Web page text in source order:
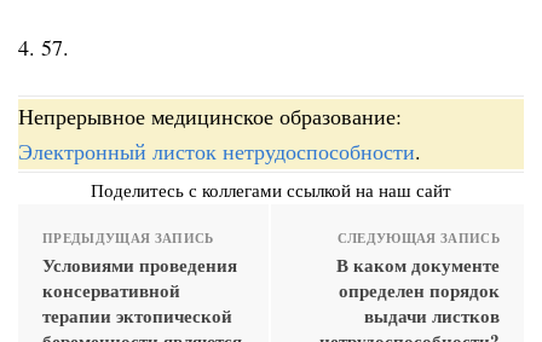
4. 57.
Непрерывное медицинское образование:
Электронный листок нетрудоспособности.
Поделитесь с коллегами ссылкой на наш сайт
ПРЕДЫДУЩАЯ ЗАПИСЬ
Условиями проведения
консервативной
терапии эктопической
СЛЕДУЮЩАЯ ЗАПИСЬ
В каком документе
определен порядок
выдачи листков